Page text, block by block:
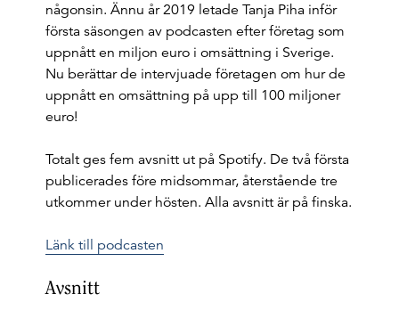
någonsin. Ännu år 2019 letade Tanja Piha inför
första säsongen av podcasten efter företag som
uppnått en miljon euro i omsättning i Sverige.
Nu berättar de intervjuade företagen om hur de
uppnått en omsättning på upp till 100 miljoner
euro!
Totalt ges fem avsnitt ut på Spotify. De två första
publicerades före midsommar, återstående tre
utkommer under hösten. Alla avsnitt är på finska.
Länk till podcasten
Avsnitt